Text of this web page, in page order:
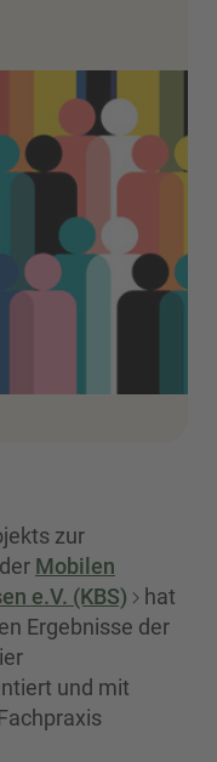
zur
Mobilen
e.V. (KBS)
hat
Ergebnisse der
und mit